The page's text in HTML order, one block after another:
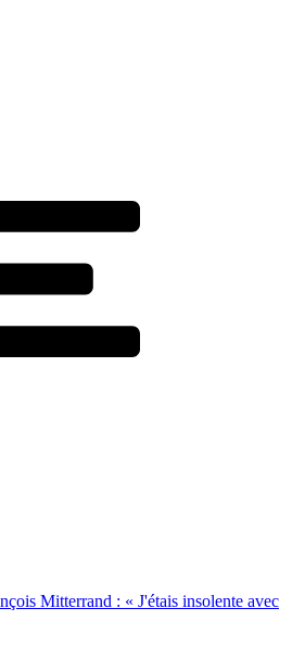
Mitterrand : « J'étais insolente avec